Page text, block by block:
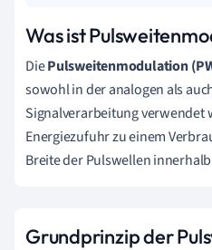
Was ist
DiePulsweitenmodulation
sowohl in der analogen als
Signalverarbeitung verwendet
Energiezufuhr zu einem
Breite der Pulswellen
Grundprinzip der